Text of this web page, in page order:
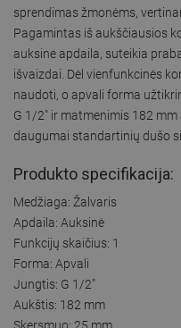
sprendimas žmonėms,
Pagamintas iš aukščiausios
auksine apdaila, suteikia
išvaizdai. Dėl vienfunkcinės
naudoti, o apvali forma
G 1/2" ir matmenimis 182
daugumai standartinių dušo
Produkto specifikacija:
Medžiaga: Žalvaris
Apdaila: Auksinė
Funkcijų skaičius: 1
Forma: Apvali
Jungtis: G 1/2"
Aukštis: 182 mm
Skersmuo: 25 mm